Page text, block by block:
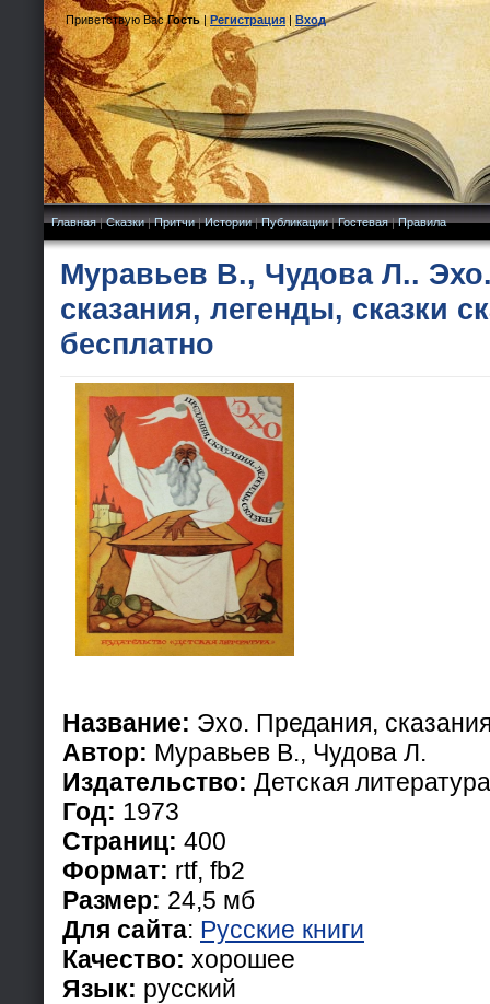
Приветствую Вас Гость|Регистрация|Вход
Главная|Сказки|Притчи|Истории|Публикации|Гостевая|Правила
Муравьев В., Чудова Л..
сказания, легенды, сказки
бесплатно
Название: Эхо. Предания,
Автор: Муравьев В., Чудова Л.
Издательство: Детская литература
Год: 1973
Страниц: 400
Формат: rtf, fb2
Размер: 24,5 мб
Для сайта: Русские книги
Качество: хорошее
Язык: русский